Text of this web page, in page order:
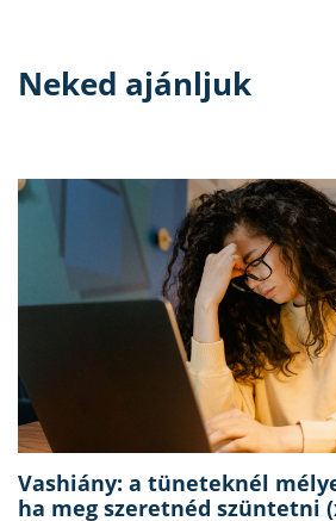
Neked ajánljuk
Vashiány: a tüneteknél
ha meg szeretnéd szüntetni